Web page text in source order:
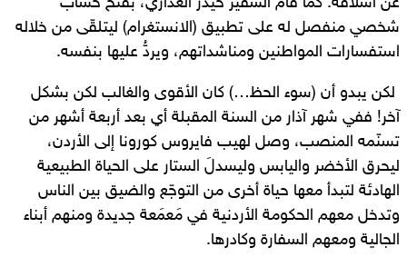
شخصي منفصل له على تطبيق (الانستغرام) ليتلقّى من خلاله
استفسارات المواطنين ومناشداتهم، ويردُّ عليها بنفسه.
لكن يبدو أن (سوء الحظ…) كان الأقوى والغالب لكن بشكل
آخر! ففي شهر آذار من السنة المقبلة أي بعد أربعة أشهر من
تسنّمه المنصب، وصل لهيب فايروس كورونا إلى الأردن،
ليحرق الأخضر واليابس وليسدلَ الستار على الحياة الطبيعية
الهادئة لتبدأ معها حياة أخرى من التوجّع والضيق بين الناس
وتدخل معهم الحكومة الأردنية في مَعمَعة جديدة ومنهم أبناء
الجالية ومعهم السفارة وكادرها.